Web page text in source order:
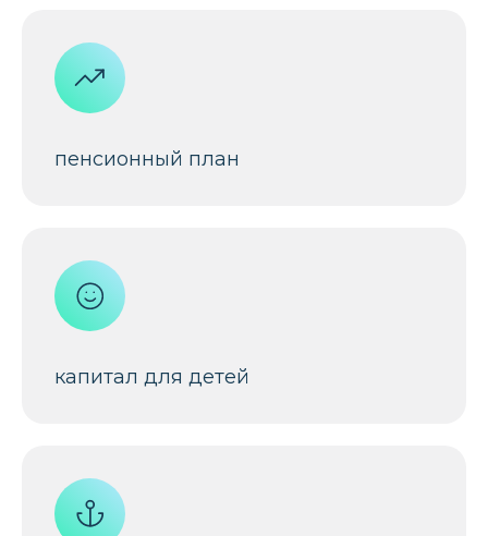
пенсионный план
капитал для детей
ДЛЯ КОГО
ЭТА ЛЕКЦИЯ